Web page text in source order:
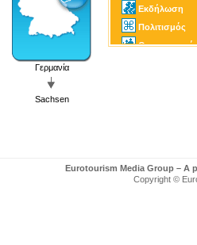
Γερμανία
Sachsen
Εκδήλωση
Πολιτισμός
Eurotourism Media Group – A
Copyright ©